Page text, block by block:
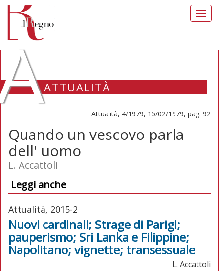
ATTUALITÀ
Attualità, 4/1979, 15/02/1979, pag. 92
Quando un vescovo parla
dell' uomo
L. Accattoli
Leggi anche
Attualità, 2015-2
Nuovi cardinali; Strage di Parigi;
pauperismo; Sri Lanka e Filippine;
Napolitano; vignette; transessuale
L. Accattoli